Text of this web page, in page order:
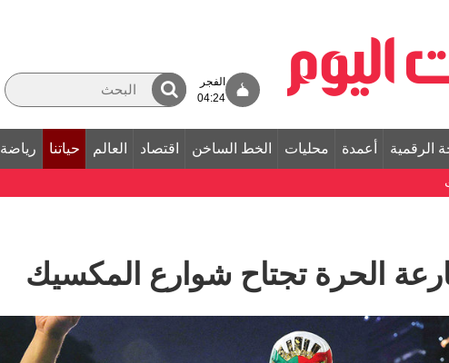
الفجر
04:24
الرقمية أعمدة محليات الخط الساخن اقتصاد العالم حياتنا رياضة
الحرة تجتاح شوارع المكسيك